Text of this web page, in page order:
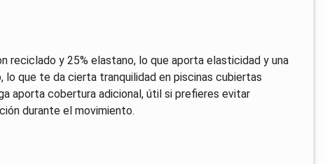
reciclado y 25% elastano, lo que aporta elasticidad y una
que te da cierta tranquilidad en piscinas cubiertas
aporta cobertura adicional, útil si prefieres evitar
durante el movimiento.